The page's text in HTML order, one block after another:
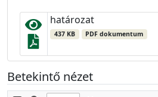
határozat
437 KB PDF dokumentum
Betekintő nézet